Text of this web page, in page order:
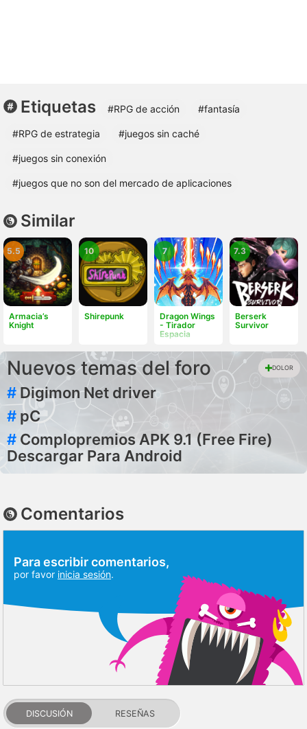
Etiquetas #RPG de acción #fantasía
#RPG de estrategia #juegos sin caché
#juegos sin conexión
#juegos que no son del mercado de aplicaciones
Similar
Armacia’s
Knight
5.5
Shirepunk
10
Dragon Wings
- Tirador
Espacia
7
Berserk
Survivor
7.3
Nuevos temas del foro DOLOR
# Digimon Net driver
# pC
# Complopremios APK 9.1 (Free Fire)
Descargar Para Android
Comentarios
Para escribir comentarios,
por favor inicia sesión.
DISCUSIÓN RESEÑAS